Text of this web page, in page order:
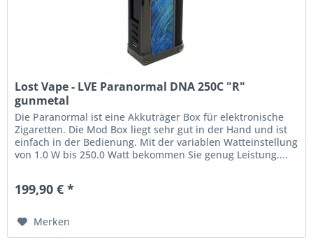
Lost Vape - LVE Paranormal DNA 250C "R"
gunmetal
Die Paranormal ist eine Akkuträger Box für elektronische
Zigaretten. Die Mod Box liegt sehr gut in der Hand und ist
einfach in der Bedienung. Mit der variablen Watteinstellung
von 1.0 W bis 250.0 Watt bekommen Sie genug Leistung....
199,90 € *
Merken